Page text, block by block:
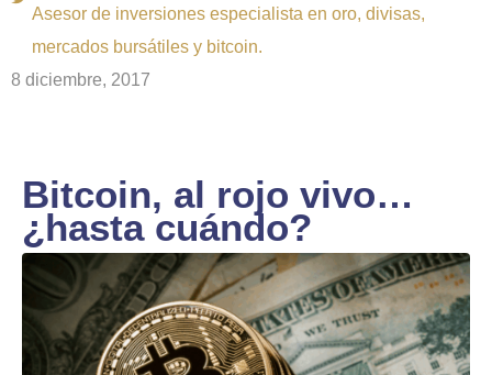
Asesor de inversiones especialista en oro, divisas,
mercados bursátiles y bitcoin.
8 diciembre, 2017
Bitcoin, al rojo vivo…
¿hasta cuándo?